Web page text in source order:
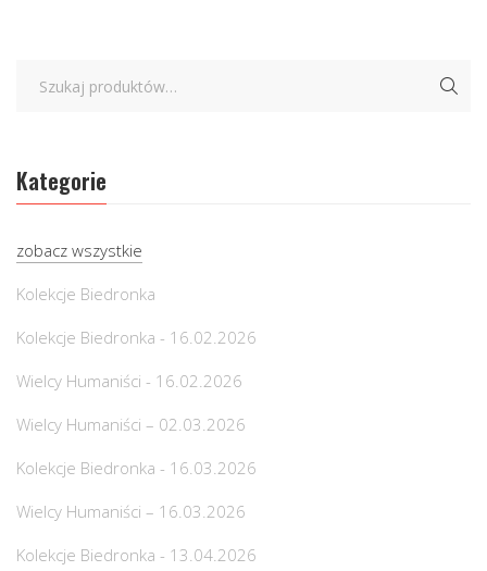
Kategorie
zobacz wszystkie
Kolekcje Biedronka
Kolekcje Biedronka - 16.02.2026
Wielcy Humaniści - 16.02.2026
Wielcy Humaniści – 02.03.2026
Kolekcje Biedronka - 16.03.2026
Wielcy Humaniści – 16.03.2026
Kolekcje Biedronka - 13.04.2026